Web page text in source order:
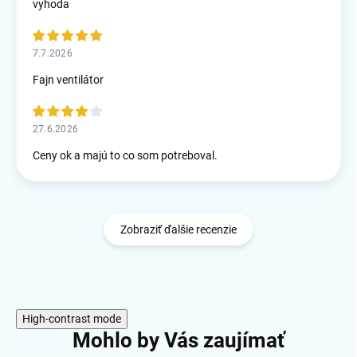
vyhoda
7.7.2026
Fajn ventilátor
27.6.2026
Ceny ok a majú to co som potreboval.
Zobraziť ďalšie recenzie
High-contrast mode
Mohlo by Vás zaujímať